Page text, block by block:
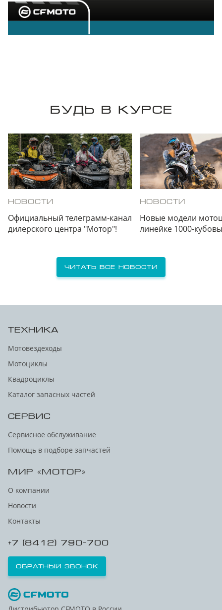
БУДЬ В КУРСЕ
НОВОСТИ
Официальный телеграмм-канал
дилерского центра "Мотор"!
НОВОСТИ
Новые модели
линейке 1000-
Читать все новости
ТЕХНИКА
Мотовездеходы
Мотоциклы
Квадроциклы
Каталог запасных частей
СЕРВИС
Сервисное обслуживание
Помощь в подборе запчастей
МИР «МОТОР»
О компании
Новости
Контакты
+7 (8412) 790-700
Обратный звонок